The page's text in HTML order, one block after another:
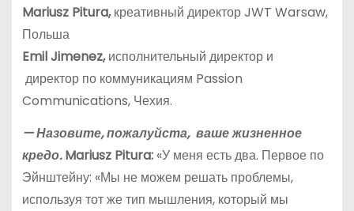
Mariusz Pitura,креативный директор JWT Warsaw,
Польша
EmilJimenez,исполнительный директор и
директор по коммуникациям Passion
Communications, Чехия.
— Назовите, пожалуйста, ваше жизненное
кредо. Mariusz Pitura:«У меня есть два. Первое по
Эйнштейну: «Мы не можем решать проблемы,
используя тот же тип мышления, который мы